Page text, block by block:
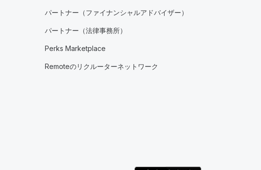
パートナー（ファイナンシャルアドバイザー）
パートナー（法律事務所）
Perks Marketplace
Remoteのリクルーターネットワーク